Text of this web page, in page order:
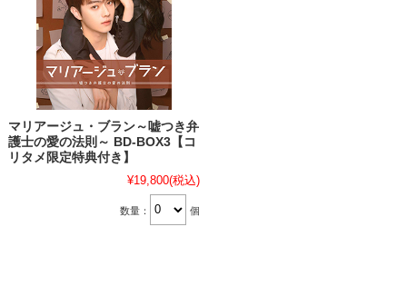
マリアージュ・ブラン～嘘つき弁
護士の愛の法則～ BD-BOX3【コ
リタメ限定特典付き】
¥19,800(税込)
数量： 個